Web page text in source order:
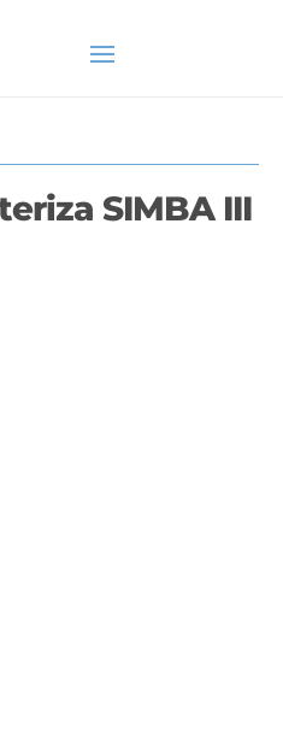
SIMBA III